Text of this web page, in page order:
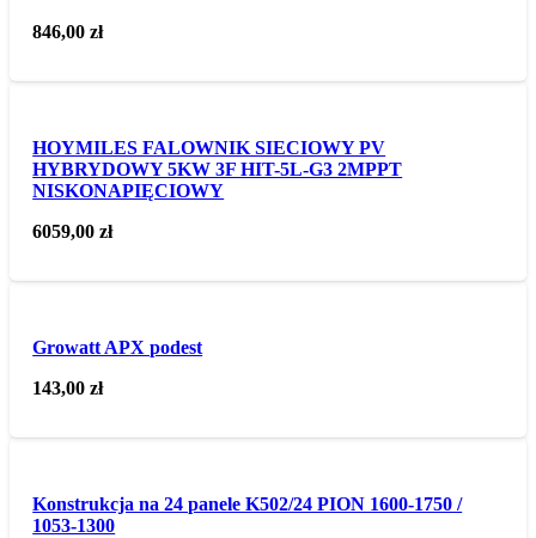
846,00zł
HOYMILES FALOWNIK SIECIOWY PV
HYBRYDOWY 5KW 3F HIT-5L-G3 2MPPT
NISKONAPIĘCIOWY
6059,00zł
Growatt APX podest
143,00zł
Konstrukcja na 24 panele K502/24 PION 1600-1750 /
1053-1300